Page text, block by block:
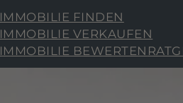
IMMOBILIE FINDEN
IMMOBILIE VERKAUFEN
IMMOBILIE BEWERTEN